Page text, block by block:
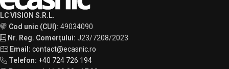
LC VISION S.R.L.
Cod unic (CUI): 49034090
Nr. Reg. Comerțului: J23/7208/2023
Email: contact@ecasnic.ro
Telefon: +40 724 726 194